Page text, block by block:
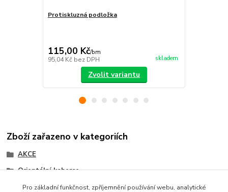
Protiskluzná podložka
115,00 Kč/bm
95,04 Kč bez DPH skladem
Zvolit variantu
Zboží zařazeno v kategoriích
AKCE
Orientální koberce
BĚHOUNY
Pro základní funkčnost, zpříjemnění používání webu, analytické